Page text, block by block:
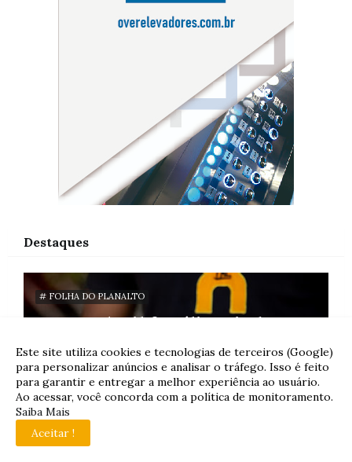
Destaques
# FOLHA DO PLANALTO
Quase 65 mil famílias ainda
podem garantir desconto na
conta de luz na região
metropolitana de Goiânia
por Carol Oliveira
Este site utiliza cookies e tecnologias de terceiros (Google)
para personalizar anúncios e analisar o tráfego. Isso é feito
para garantir e entregar a melhor experiência ao usuário.
Ao acessar, você concorda com a política de monitoramento.
Saiba Mais
Aceitar !